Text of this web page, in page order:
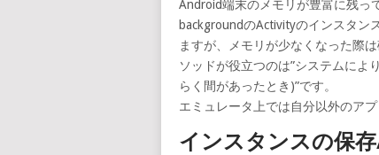
Android端末のメモリが豊富に残っ
backgroundのActivityのインスタン
ますが、メモリが少なくなった際
ソッドが役立つのは”システムによ
らく間があったとき)”です。
エミュレータ上では自分以外のア
インスタンスの保